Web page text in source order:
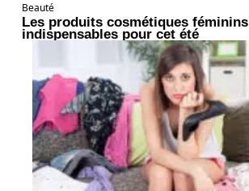
Beauté
Les produits cosmétiques féminins
indispensables pour cet été